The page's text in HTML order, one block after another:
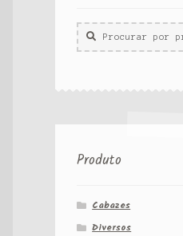
Procurar
por:
Produto
Cabazes
Diversos